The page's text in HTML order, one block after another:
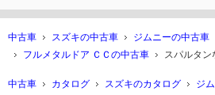
中古車 スズキの中古車 ジムニーの中古車
フルメタルドア ＣＣの中古車
スパルタン
中古車 カタログ スズキのカタログ
ジ